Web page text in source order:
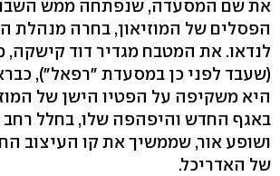
את שם המסעדה, שנפתחה ממש
הפסלים של המוזיאון, בחרה מנהלת
לנדאו. את המטבח מגדיר דוד
(שעבד לפני כן במסעדת "רפאל"),
היא משקיפה על הפטיו הישן של
באגף החדש והיפהפה שלו, בחלל רחב
ושופע אור, שממשיך את קו העיצוב
של האדריכל.